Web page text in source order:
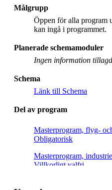
Målgrupp
Öppen för alla program
kan ingå i programmet.
Planerade schemamoduler
Ingen information tillagd
Schema
Länk till Schema
Del av program
Masterprogram, flyg-
Obligatorisk
Masterprogram,
Villkorligt valfri